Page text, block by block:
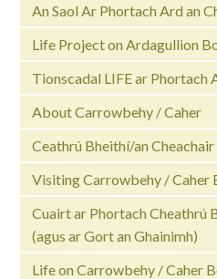
An Saol Ar Phortach Ard an
Life Project on Ardagullion
Tionscadal LIFE ar Phortach
About Carrowbehy / Caher
Ceathrú Bheithí/an Cheachair
Visiting Carrowbehy / Caher
Cuairt ar Phortach Cheathrú
(agus ar Gort an Ghainimh)
Life on Carrowbehy / Caher